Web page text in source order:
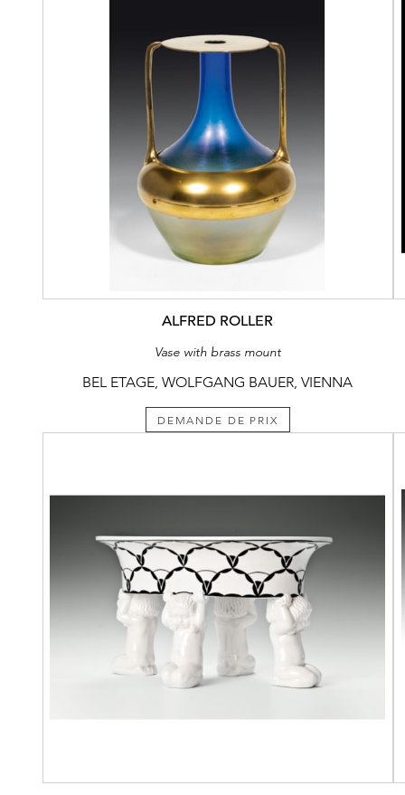
ALFRED ROLLER
Vase with brass mount
BEL ETAGE, WOLFGANG BAUER, VIENNA
DEMANDE DE PRIX